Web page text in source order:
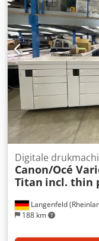
Draaibaar diameter:
gewicht: 18 ton
mm Aantal
mm Verticale slag
Motorvermogen
omwentelingen/
GEREVISEERD IN
Langenfeld
188 km
Digitale
Canon/Océ
Titan incl. thin